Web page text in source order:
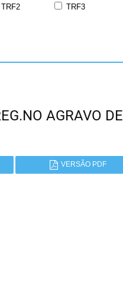
TRF2
TRF3
AGRAVO DE
VERSÃO PDF